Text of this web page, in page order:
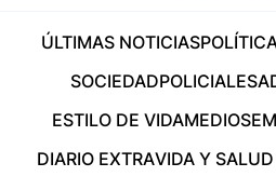
ÚLTIMAS NOTICIAS
SOCIEDADPOLICIALES
ESTILO DE VIDAMEDIOS
DIARIO EXTRAVIDA Y